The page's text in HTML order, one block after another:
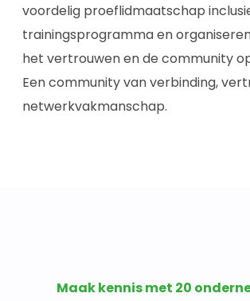
voordelig proeflidmaatschap
trainingsprogramma en
het vertrouwen en de community
Een community van verbinding,
netwerkvakmanschap.
Maak kennis met 20